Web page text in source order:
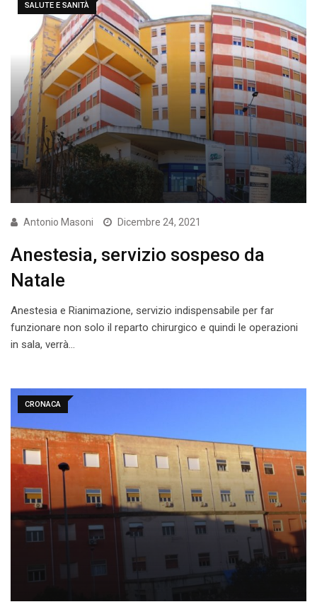
SALUTE E SANITÀ
Antonio Masoni Dicembre 24, 2021
Anestesia, servizio sospeso da
Natale
Anestesia e Rianimazione, servizio indispensabile per far
funzionare non solo il reparto chirurgico e quindi le operazioni
in sala, verrà…
CRONACA